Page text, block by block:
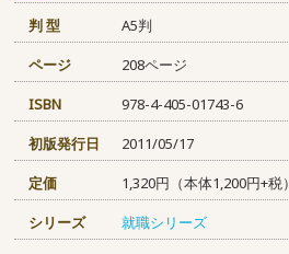
判 型
A5判
ページ
208ページ
ISBN
978-4-405-01743-6
初版発行日
2011/05/17
定価
1,320円（本体1,200円+税）
シリーズ
就職シリーズ